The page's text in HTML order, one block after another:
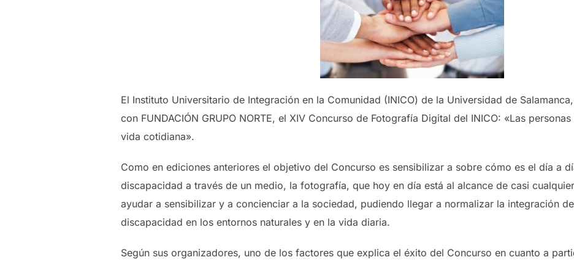
El Instituto Universitario de Integración en la Comunidad (INICO) de la Universidad de
con FUNDACIÓN GRUPO NORTE, el XIV Concurso de Fotografía Digital del INICO: «Las
vida cotidiana».
Como en ediciones anteriores el objetivo del Concurso es sensibilizar a sobre cómo es el día a
discapacidad a través de un medio, la fotografía, que hoy en día está al alcance de casi
ayudar a sensibilizar y a concienciar a la sociedad, pudiendo llegar a normalizar la integración
discapacidad en los entornos naturales y en la vida diaria.
Según sus organizadores, uno de los factores que explica el éxito del Concurso en cuanto a